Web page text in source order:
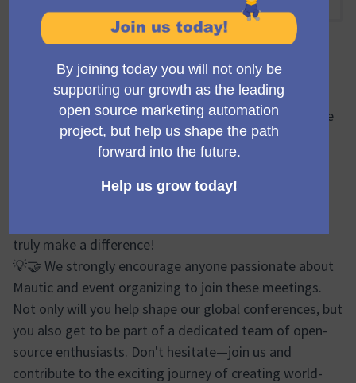
13:30 NACHMITTAGS UTC
Offizielle Besprechung
🔍🌐 During the Mauticon Working Group meetings, we
brainstorm, plan, and share progress updates on
various aspects of the Mautic Conferences. From
logistics and event design to marketing efforts and
truly make a difference!
💡🤝 We strongly encourage anyone passionate about
Mautic and event organizing to join these meetings.
Not only will you help shape our global conferences, but
you also get to be part of a dedicated team of open-
source enthusiasts. Don't hesitate—join us and
contribute to the exciting journey of creating world-